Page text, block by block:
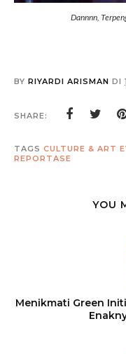
Dannnn,
BY RIYARDI ARISMAN DI
SHARE:
TAGS CULTURE & ART
REPORTASE
YOU
Menikmati Green